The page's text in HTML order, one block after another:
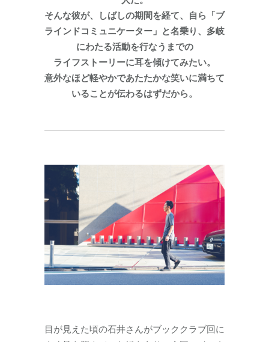
そんな彼が、しばしの期間を経て、自ら「ブ
ラインドコミュニケーター」と名乗り、多岐
にわたる活動を行なうまでの
ライフストーリーに耳を傾けてみたい。
意外なほど軽やかであたたかな笑いに満ちて
いることが伝わるはずだから。
目が見えた頃の石井さんがブッククラブ回に